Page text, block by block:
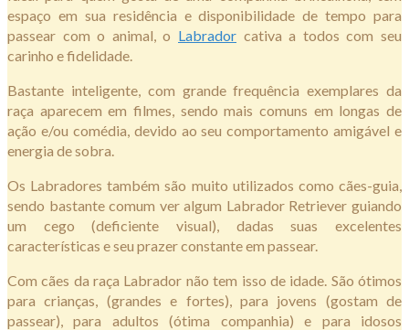
espaço em sua residência e disponibilidade de tempo para
passear com o animal, o Labrador cativa a todos com seu
carinho e fidelidade.
Bastante inteligente, com grande frequência exemplares da
raça aparecem em filmes, sendo mais comuns em longas de
ação e/ou comédia, devido ao seu comportamento amigável e
energia de sobra.
Os Labradores também são muito utilizados como cães-guia,
sendo bastante comum ver algum Labrador Retriever guiando
um cego (deficiente visual), dadas suas excelentes
características e seu prazer constante em passear.
Com cães da raça Labrador não tem isso de idade. São ótimos
para crianças, (grandes e fortes), para jovens (gostam de
passear), para adultos (ótima companhia) e para idosos